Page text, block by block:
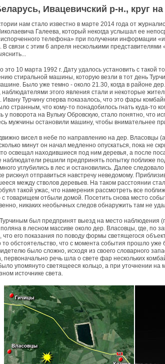
Ивацевичский р-н., круг на
нам стало известно в марте 2014 года от
Галеева, который некогда услышал ее
телефона» при получении информации
В связи с этим 6 апреля несколькими
это 10 марта 1992 г. Дату удалось установить с такой
стиральной машины, которую везли в тот день
Было уже темно - около 21.30, когда в районе
наблюдателями этого явления стали и некоторые
Ивану Турчину сперва показалось, что это фары
странным, что кому-то понадобилось гнать куда-то
у поворота на Вульку Обровскую, стало понятно, что
мужчины остановили машину, чтобы внимательнее
висел в небе по направлению на дер. Власовцы
минут он начал медленно опускаться, пока не
освещал находившиеся под ним деревья, а после
наблюдатели решили предпринять попытку поближе
углубились в лес и остановились. Далее
рискнул отправиться навстречу неведомому.
между стволов деревьев. На таком расстоянии
такой ужас, что намерения рассмотреть все
с товарищем отбыли домой. Посетить снова место
никаких необычных следов обнаружить там не
был предпринят выезд на место наблюдения
в лесном массиве около дер. Власовцы, где, по
что его показания по поводу формы светящегося
то обстоятельство, что с момента события прошло
было сложно, исходя из своего словарного
первоначально речь шла о свете фар нескольких
упомянуто светящееся кольцо, а при уточнении на
источнике света.